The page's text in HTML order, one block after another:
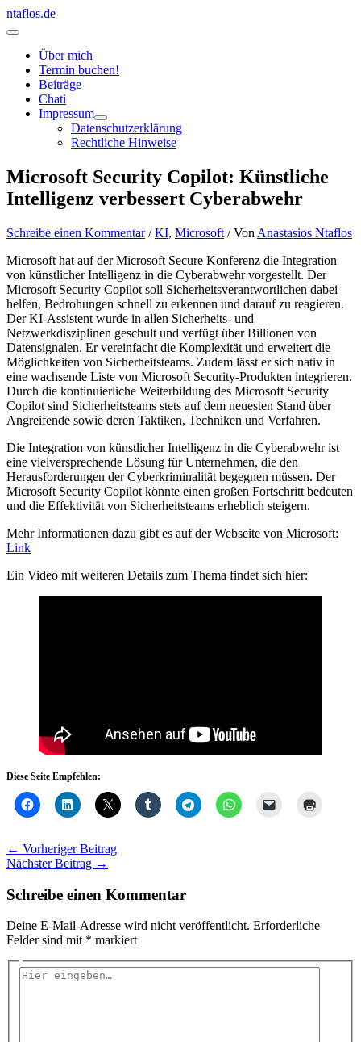
Zum
Inhalt
ntaflos.de
Hauptmenü
Über mich
Termin buchen!
Beiträge
Chati
Impressum
Datenschutzerklärung
Rechtliche Hinweise
Microsoft Security Copilot: Künstliche
Intelligenz verbessert Cyberabwehr
Schreibe einen Kommentar /KI, Microsoft / Von Anastasios Ntaflos
Microsoft hat auf der Microsoft Secure Konferenz die Integration
von künstlicher Intelligenz in die Cyberabwehr vorgestellt. Der
Microsoft Security Copilot soll Sicherheitsverantwortlichen dabei
helfen, Bedrohungen schnell zu erkennen und darauf zu reagieren.
Der KI-Assistent wurde in allen Sicherheits- und
Netzwerkdisziplinen geschult und verfügt über Billionen von
Datensignalen. Er vereinfacht die Komplexität und erweitert die
Möglichkeiten von Sicherheitsteams. Zudem lässt er sich nativ in
eine wachsende Liste von Microsoft Security-Produkten integrieren.
Durch die kontinuierliche Weiterbildung des Microsoft Security
Copilot sind Sicherheitsteams stets auf dem neuesten Stand über
Angreifende sowie deren Taktiken, Techniken und Verfahren.
Die Integration von künstlicher Intelligenz in die Cyberabwehr ist
eine vielversprechende Lösung für Unternehmen, die den
Herausforderungen der Cyberkriminalität begegnen müssen. Der
Microsoft Security Copilot könnte einen großen Fortschritt bedeuten
und die Effektivität von Sicherheitsteams erheblich steigern.
Mehr Informationen dazu gibt es auf der Webseite von Microsoft:
Link
Ein Video mit weiteren Details zum Thema findet sich hier:
Diese Seite Empfehlen:
← Vorheriger Beitrag
Nächster Beitrag →
Schreibe einen Kommentar
Deine E-Mail-Adresse wird nicht veröffentlicht. Erforderliche
Felder sind mit * markiert
Hier